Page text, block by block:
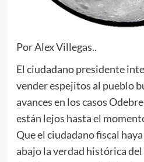
Por Alex Villegas..
El ciudadano presidente
vender espejitos al pueblo
avances en los casos
están lejos hasta el
Que el ciudadano fiscal
abajo la verdad histórica